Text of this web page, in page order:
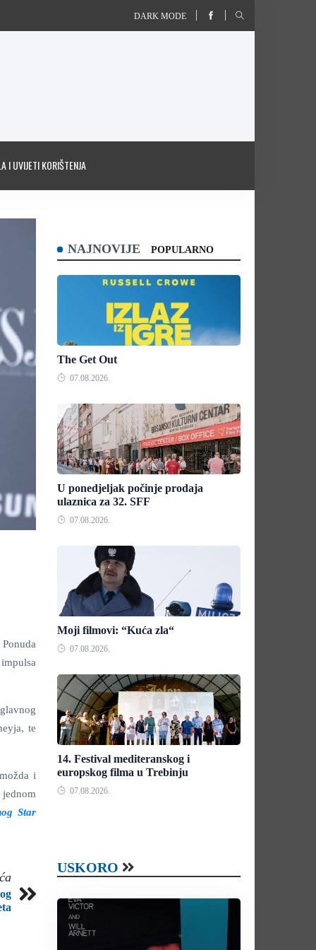
DARK MODE
I UVIJETI KORIŠTENJA
te
i
Star
NAJNOVIJE POPULARNO
The Get Out
07.08.2026.
U ponedjeljak počinje prodaja
ulaznica za 32. SFF
07.08.2026.
Moji filmovi: “Kuća zla“
07.08.2026.
14. Festival mediteranskog i
europskog filma u Trebinju
07.08.2026.
USKORO